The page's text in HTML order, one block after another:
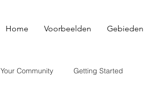
Home Voorbeelden Gebieden
Your Community Getting Started